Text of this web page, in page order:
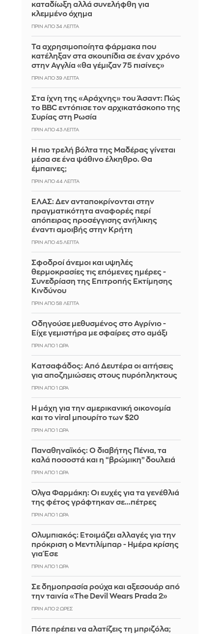
καταδίωξη αλλά συνελήφθη για
κλεμμένο όχημα
ΠΡΙΝ ΑΠΌ 34 ΛΕΠΤΆ
Τα αχρησιμοποίητα φάρμακα που
κατέληξαν στα σκουπίδια σε έναν χρόνο
στην Αγγλία «θα γέμιζαν 75 πισίνες»
ΠΡΙΝ ΑΠΌ 39 ΛΕΠΤΆ
Στα ίχνη της «Αράχνης» του Άσαντ: Πώς
το BBC εντόπισε τον αρχικατάσκοπο της
Συρίας στη Ρωσία
ΠΡΙΝ ΑΠΌ 43 ΛΕΠΤΆ
Η πιο τρελή βόλτα της Μαδέρας γίνεται
μέσα σε ένα ψάθινο έλκηθρο. Θα
έμπαινες;
ΠΡΙΝ ΑΠΌ 44 ΛΕΠΤΆ
ΕΛΑΣ: Δεν ανταποκρίνονται στην
πραγματικότητα αναφορές περί
απόπειρας προσέγγισης ανήλικης
έναντι αμοιβής στην Κρήτη
ΠΡΙΝ ΑΠΌ 45 ΛΕΠΤΆ
Σφοδροί άνεμοι και υψηλές
θερμοκρασίες τις επόμενες ημέρες -
Συνεδρίαση της Επιτροπής Εκτίμησης
Κινδύνου
ΠΡΙΝ ΑΠΌ 59 ΛΕΠΤΆ
Οδηγούσε μεθυσμένος στο Αγρίνιο -
Είχε γεμιστήρα με σφαίρες στο αμάξι
ΠΡΙΝ ΑΠΌ 1 ΏΡΑ
Κατσαφάδος: Από Δευτέρα οι αιτήσεις
για αποζημιώσεις στους πυρόπληκτους
ΠΡΙΝ ΑΠΌ 1 ΏΡΑ
Η μάχη για την αμερικανική οικονομία
και το viral μπουρίτο των $20
ΠΡΙΝ ΑΠΌ 1 ΏΡΑ
Παναθηναϊκός: Ο διαβήτης Πένια, τα
καλά ποσοστά και η “βρώμικη” δουλειά
ΠΡΙΝ ΑΠΌ 1 ΏΡΑ
Όλγα Φαρμάκη: Οι ευχές για τα γενέθλιά
της φέτος γράφτηκαν σε...πέτρες
ΠΡΙΝ ΑΠΌ 1 ΏΡΑ
Ολυμπιακός: Ετοιμάζει αλλαγές για την
πρόκριση ο Μεντιλίμπαρ - Ημέρα κρίσης
για Έσε
ΠΡΙΝ ΑΠΌ 1 ΏΡΑ
Σε δημοπρασία ρούχα και αξεσουάρ από
την ταινία «The Devil Wears Prada 2»
ΠΡΙΝ ΑΠΌ 2 ΏΡΕΣ
Πότε πρέπει να αλατίζεις τη μπριζόλα;